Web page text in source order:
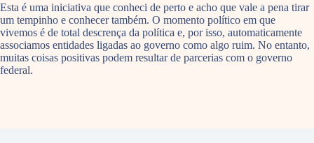
Esta é uma iniciativa que conheci de perto e acho que vale a pena tirar
um tempinho e conhecer também. O momento político em que
vivemos é de total descrença da política e, por isso, automaticamente
associamos entidades ligadas ao governo como algo ruim. No entanto,
muitas coisas positivas podem resultar de parcerias com o governo
federal.